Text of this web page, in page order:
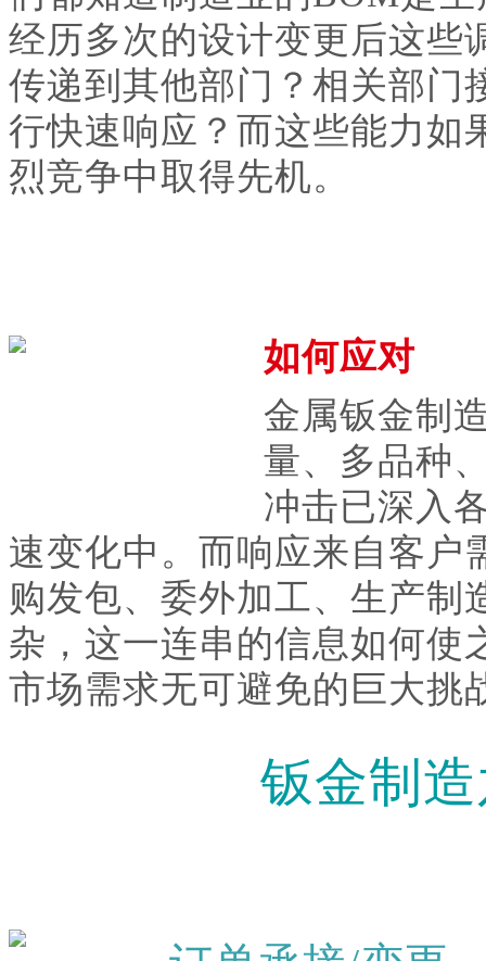
经历多次的设计变更后这些
传递到其他部门？相关部门
行快速响应？而这些能力如
烈竞争中取得先机。
如何应对
金属钣金制
量、多品种
冲击已深入
速变化中。而响应来自客户
购发包、委外加工、生产制
杂，这一连串的信息如何使
市场需求无可避免的巨大挑
钣金制